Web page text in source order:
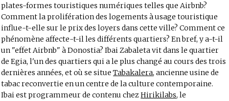
plates-formes touristiques numériques telles que Airbnb?
Comment la prolifération des logements à usage touristique
influe-t-elle sur le prix des loyers dans cette ville? Comment ce
phénomène affecte-t-il les différents quartiers? En bref, y a-t-il
un "effet Airbnb" à Donostia? Ibai Zabaleta vit dans le quartier
de Egia, l'un des quartiers qui a le plus changé au cours des trois
dernières années, et où se situeTabakalera, ancienne usine de
tabac reconvertie en un centre de la culture contemporaine.
Ibai est programmeur de contenu chezHirikilabs, le